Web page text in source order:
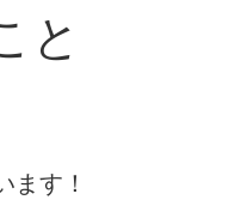
と
ます！